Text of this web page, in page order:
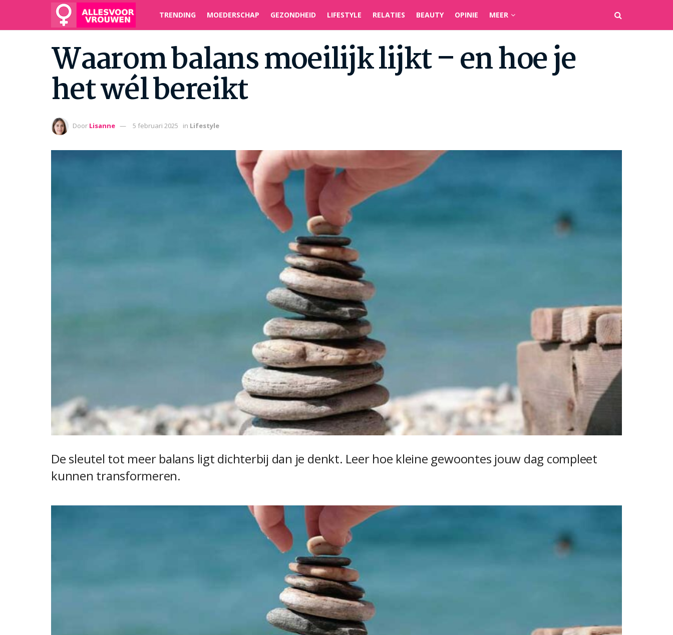
TRENDING MOEDERSCHAP GEZONDHEID LIFESTYLE RELATIES BEAUTY OPINIE MEER
Waarom balans moeilijk lijkt – en hoe je
het wél bereikt
Door Lisanne 5 februari 2025 in Lifestyle
De sleutel tot meer balans ligt dichterbij dan je denkt. Leer hoe kleine gewoontes jouw dag compleet
kunnen transformeren.